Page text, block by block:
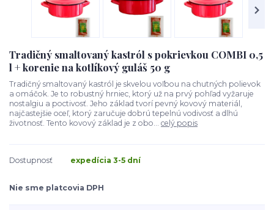
Tradičný smaltovaný kastról s pokrievkou COMBI 0,5
l + korenie na kotlíkový guláš 50 g
Tradičný smaltovaný kastról je skvelou voľbou na chutných polievok
a omáčok. Je to robustný hrniec, ktorý už na prvý pohľad vyžaruje
nostalgiu a poctivosť. Jeho základ tvorí pevný kovový materiál,
najčastejšie oceľ, ktorý zaručuje dobrú tepelnú vodivosť a dlhú
životnosť. Tento kovový základ je z obo... celý popis
Dostupnosť expedícia 3-5 dní
Nie sme platcovia DPH